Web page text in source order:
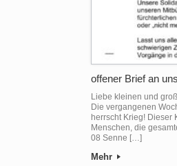
offener Brief an
Liebe kleinen und
Die vergangenen
herrscht Krieg! Dieser
Menschen, die
08 Senne […]
Mehr